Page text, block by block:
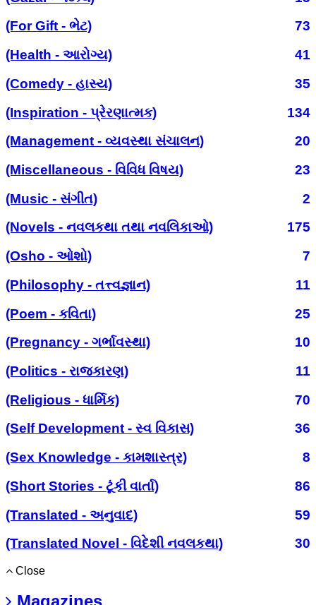
(For Gift - ભેટ)
73
(Health - આરોગ્ય)
41
(Comedy - હાસ્ય)
35
(Inspiration - પ્રેરણાત્મક)
134
(Management - વ્યવસ્થા સંચાલન)
20
(Miscellaneous - વિવિધ વિષય)
23
(Music - સંગીત)
2
(Novels - નવલકથા તથા નવલિકાઓ)
175
(Osho - ઓશો)
7
(Philosophy - તત્ત્વજ્ઞાન)
11
(Poem - કવિતા)
25
(Pregnancy - ગર્ભાવસ્થા)
10
(Politics - રાજકારણ)
11
(Religious - ધાર્મિક)
70
(Self Development - સ્વ વિકાસ)
36
(Sex Knowledge - કામશાસ્ત્ર)
8
(Short Stories - ટૂંકી વાર્તા)
86
(Translated - અનુવાદ)
59
(Translated Novel - વિદેશી નવલકથા)
30
Close
Magazines